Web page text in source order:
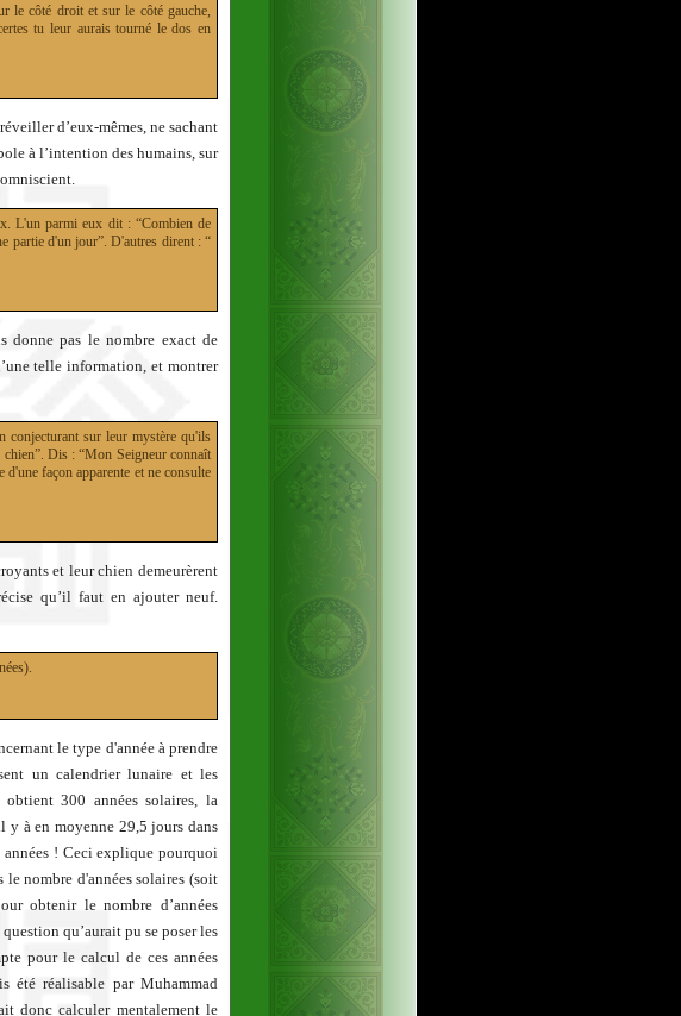
le côté droit et sur le côté gauche,
tu leur aurais tourné le dos en
d’eux-mêmes, ne sachant
à l’intention des humains, sur
L'un parmi eux dit : “Combien de
partie d'un jour”. D'autres dirent : “
donne pas le nombre exact de
telle information, et montrer
conjecturant sur leur mystère qu'ils
Dis : “Mon Seigneur connaît
façon apparente et ne consulte
et leur chien demeurèrent
qu’il faut en ajouter neuf.
le type d'année à prendre
un calendrier lunaire et les
300 années solaires, la
y à en moyenne 29,5 jours dans
! Ceci explique pourquoi
nombre d'années solaires (soit
obtenir le nombre d’années
qu’aurait pu se poser les
pour le calcul de ces années
été réalisable par Muhammad
donc calculer mentalement le